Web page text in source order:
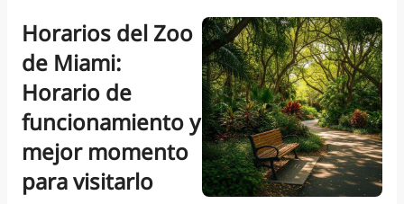
Português do Brasil
Deutsch
Italiano
Horarios del Zoo
de Miami:
Horario de
funcionamiento y
mejor momento
para visitarlo